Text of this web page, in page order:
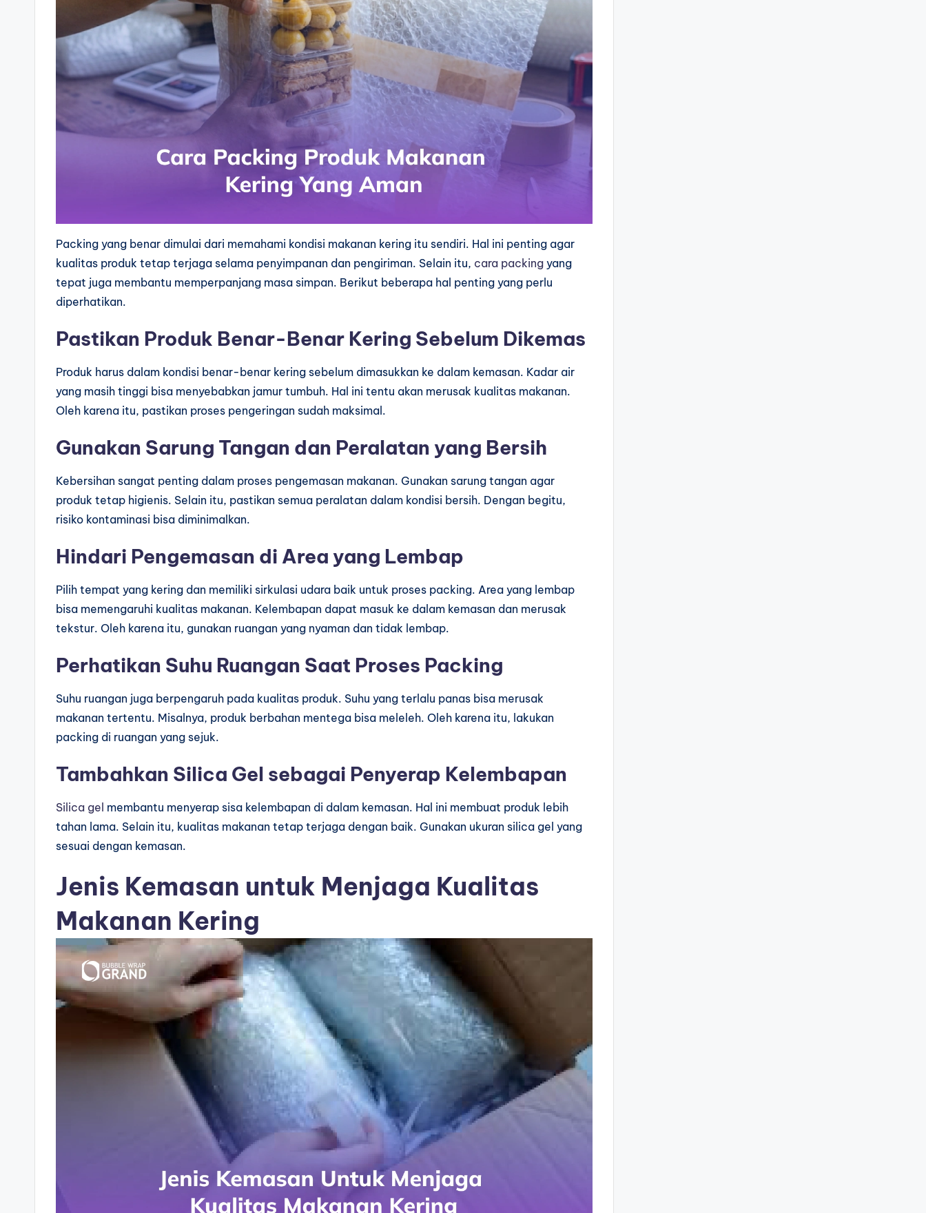
Packing yang benar dimulai dari memahami kondisi makanan kering itu sendiri. Hal ini penting agar
kualitas produk tetap terjaga selama penyimpanan dan pengiriman. Selain itu, cara packing yang
tepat juga membantu memperpanjang masa simpan. Berikut beberapa hal penting yang perlu
diperhatikan.
Pastikan Produk Benar-Benar Kering Sebelum Dikemas
Produk harus dalam kondisi benar-benar kering sebelum dimasukkan ke dalam kemasan. Kadar air
yang masih tinggi bisa menyebabkan jamur tumbuh. Hal ini tentu akan merusak kualitas makanan.
Oleh karena itu, pastikan proses pengeringan sudah maksimal.
Gunakan Sarung Tangan dan Peralatan yang Bersih
Kebersihan sangat penting dalam proses pengemasan makanan. Gunakan sarung tangan agar
produk tetap higienis. Selain itu, pastikan semua peralatan dalam kondisi bersih. Dengan begitu,
risiko kontaminasi bisa diminimalkan.
Hindari Pengemasan di Area yang Lembap
Pilih tempat yang kering dan memiliki sirkulasi udara baik untuk proses packing. Area yang lembap
bisa memengaruhi kualitas makanan. Kelembapan dapat masuk ke dalam kemasan dan merusak
tekstur. Oleh karena itu, gunakan ruangan yang nyaman dan tidak lembap.
Perhatikan Suhu Ruangan Saat Proses Packing
Suhu ruangan juga berpengaruh pada kualitas produk. Suhu yang terlalu panas bisa merusak
makanan tertentu. Misalnya, produk berbahan mentega bisa meleleh. Oleh karena itu, lakukan
packing di ruangan yang sejuk.
Tambahkan Silica Gel sebagai Penyerap Kelembapan
Silica gel membantu menyerap sisa kelembapan di dalam kemasan. Hal ini membuat produk lebih
tahan lama. Selain itu, kualitas makanan tetap terjaga dengan baik. Gunakan ukuran silica gel yang
sesuai dengan kemasan.
Jenis Kemasan untuk Menjaga Kualitas
Makanan Kering